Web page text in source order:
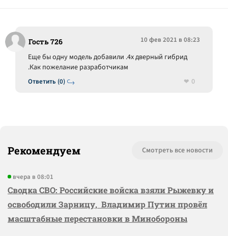
Гость 726 10 фев 2021 в 08:23
Ответить (0)
Еще бы одну модель добавили .4х дверный гибрид
.Как пожелание разработчикам
0
Рекомендуем Смотреть все новости
вчера в 08:01
Сводка СВО: Российские войска взяли Рыжевку и
освободили Зарницу, Владимир Путин провёл
масштабные перестановки в Минобороны